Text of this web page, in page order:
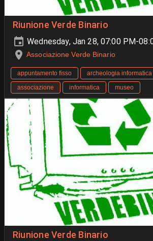
Riunione Verde Binario
Wednesday, Jan 28, 07:00 PM-
Associazione Verde Binario
appuntamento fisso archeologia informatica
associazione
informatica museo
Riunione Verde Binario